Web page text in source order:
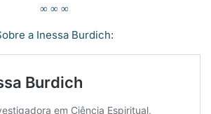
∞ ∞ ∞
a Inessa Burdich: